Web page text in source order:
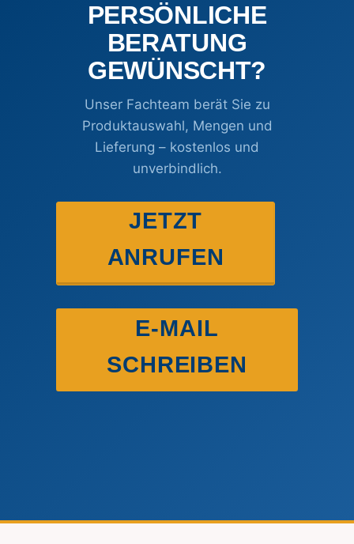
PERSÖNLICHE
BERATUNG
GEWÜNSCHT?
Unser Fachteam berät Sie zu
Produktauswahl, Mengen und
Lieferung – kostenlos und
unverbindlich.
JETZT
ANRUFEN
E-MAIL
SCHREIBEN